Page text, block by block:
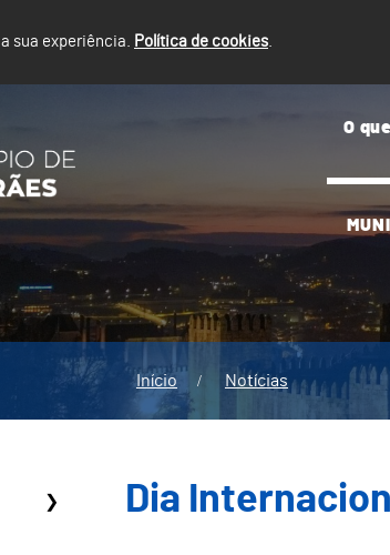
sua experiência. Política de cookies.
Início Notícias
Dia